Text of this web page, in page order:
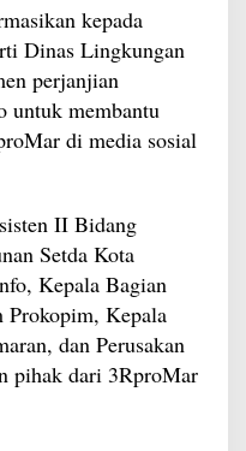
kepada
Dinas Lingkungan
perjanjian
untuk membantu
di media sosial
II Bidang
Setda Kota
Kepala Bagian
Prokopim, Kepala
dan Perusakan
pihak dari 3RproMar